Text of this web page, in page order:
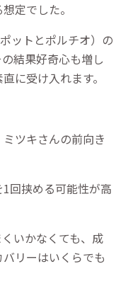
定でした。
ットとポルチオ）の
結果好奇心も増し
に受け入れます。
ツキさんの前向き
回挟める可能性が高
いかなくても、成
リーはいくらでも